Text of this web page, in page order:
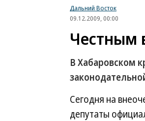
Дальний Восток
09.12.2009, 00:00
Честным
В Хабаровском
Сегодня на
депутаты